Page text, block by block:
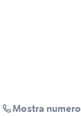
Mostra numero